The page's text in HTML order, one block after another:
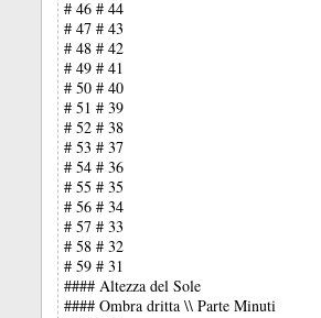
# 46 # 44
# 47 # 43
# 48 # 42
# 49 # 41
# 50 # 40
# 51 # 39
# 52 # 38
# 53 # 37
# 54 # 36
# 55 # 35
# 56 # 34
# 57 # 33
# 58 # 32
# 59 # 31
#### Altezza del Sole
#### Ombra dritta \\ Parte Minuti